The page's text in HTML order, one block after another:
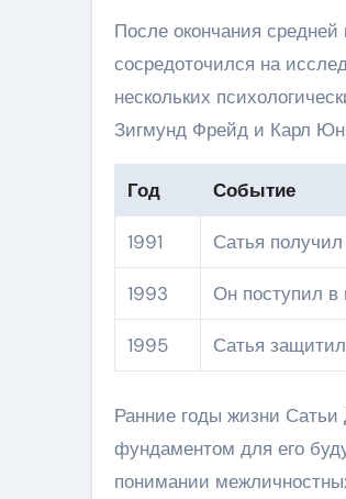
После окончания
сосредоточился на
нескольких
Зигмунд Фрейд и Карл
Год Событие
1991 Сатья получил
1993 Он поступил в
1995 Сатья
Ранние годы жизни
фундаментом для его
понимании